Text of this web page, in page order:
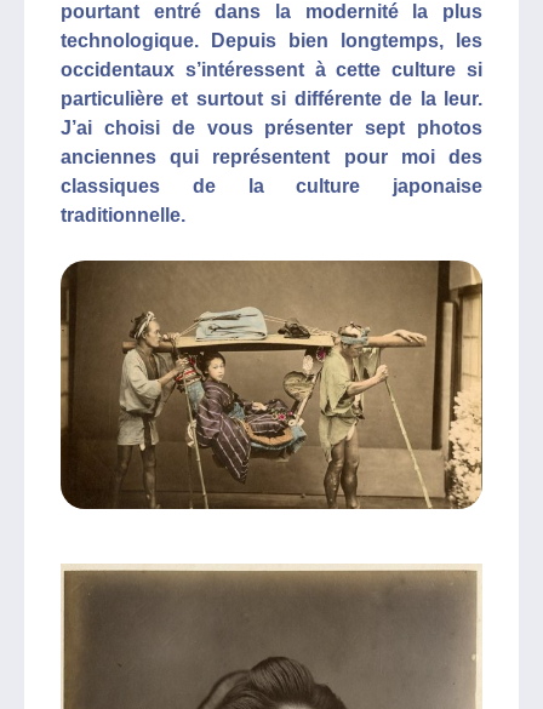
pourtant entré dans la modernité la plus
technologique. Depuis bien longtemps, les
occidentaux s’intéressent à cette culture si
particulière et surtout si différente de la leur.
J’ai choisi de vous présenter sept photos
anciennes qui représentent pour moi des
classiques de la culture japonaise
traditionnelle.